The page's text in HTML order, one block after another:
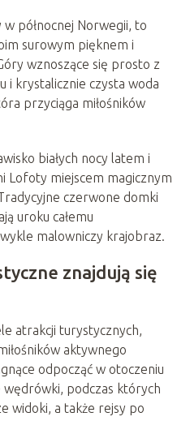
północnej Norwegii, to
surowym pięknem i
wznoszące się prosto z
i krystalicznie czysta woda
przyciąga miłośników
białych nocy latem i
Lofoty miejscem magicznym
czerwone domki
uroku całemu
malowniczy krajobraz.
znajdują się
atrakcji turystycznych,
aktywnego
odpocząć w otoczeniu
podczas których
widoki, a także rejsy po